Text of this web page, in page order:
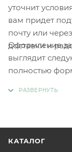
уточнит
вам придет
почту или
доставки и
Оформление
выглядит
полностью
КАТАЛОГ